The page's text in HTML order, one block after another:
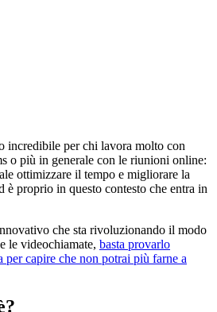
incredibile per chi lavora molto con
o più in generale con le riunioni online:
ottimizzare il tempo e migliorare la
è proprio in questo contesto che entra in
che sta rivoluzionando il modo
le videochiamate, basta provarlo
per capire che non potrai più farne a